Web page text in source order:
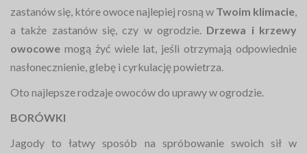
zastanów się, które owoce najlepiej rosną w Twoim klimacie,
a także zastanów się, czy w ogrodzie. Drzewa i krzewy
owocowe mogą żyć wiele lat, jeśli otrzymają odpowiednie
nasłonecznienie, glebę i cyrkulację powietrza.
Oto najlepsze rodzaje owoców do uprawy w ogrodzie.
BORÓWKI
Jagody to łatwy sposób na spróbowanie swoich sił w